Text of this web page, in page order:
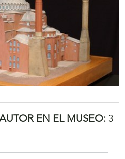
EN EL MUSEO: 3